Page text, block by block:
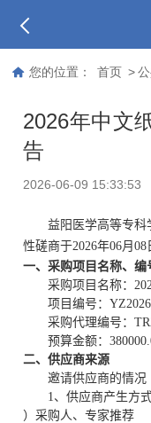
您的位置： 首页 >
2026年中文
告
2026-06-09 15:33:53
益阳医学高等专科
性磋商于2026年06月
一、采购项目名称、编
采购项目名称：
项目编号：
采购代理编号：
预算金额：
二、供应商来源
邀请供应商的情况
1、供应商产生方
）采购人、专家推荐